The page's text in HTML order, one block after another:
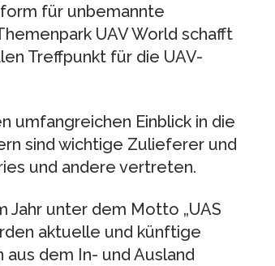
für unbemannte
UAV World schafft
Treffpunkt für die UAV-
umfangreichen Einblick in die
sind wichtige Zulieferer und
und andere vertreten.
Jahr unter dem Motto „UAS
aktuelle und künftige
dem In- und Ausland